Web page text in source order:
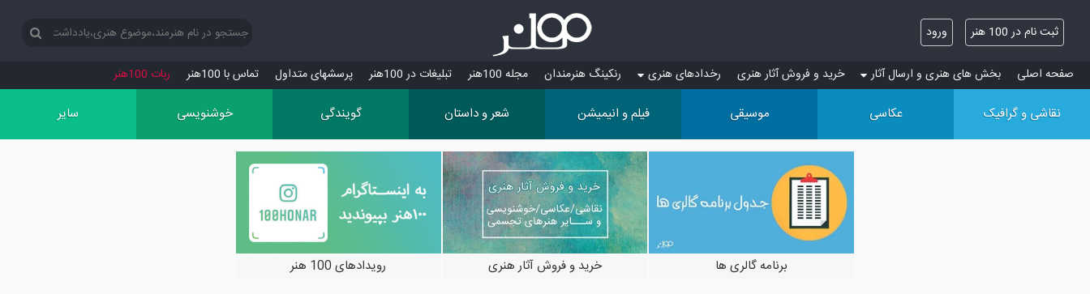
ثبت نام در 100 هنر ورود
صفحه اصلی بخش های هنری و ارسال آثار خرید و فروش آثار هنری رخدادهای هنری رنکینگ هنرمندان مجله 100هنر تبلیغات در 100هنر پرسش‏های متداول تماس با 100هنر ربات 100هنر
نقاشی و گرافیک عکاسی موسیقی فیلم و انیمیشن شعر و داستان گویندگی خوشنویسی سایر
رویدادهای 100 هنر خرید و فروش آثار هنری برنامه گالری ها